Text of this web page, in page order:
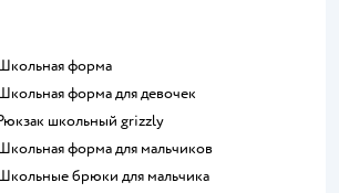
Школьная форма
Школьная форма для девочек
Рюкзак школьный grizzly
Школьная форма для мальчиков
Школьные брюки для мальчика